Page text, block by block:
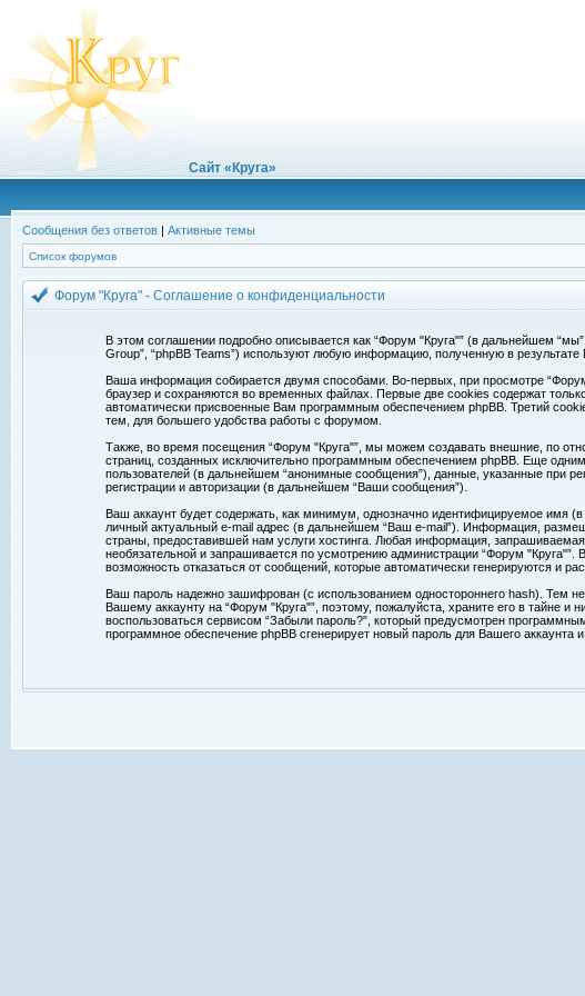
Сайт «Круга»
Сообщения без ответов | Активные темы
Список форумов
Форум "Круга" - Соглашение о конфиденциальности
В этом соглашении подробно описывается как “Форум "Круга"” (в дальнейшем
Group”, “phpBB Teams”) используют любую информацию, полученную в
Ваша информация собирается двумя способами. Во-первых, при просмотре
браузер и сохраняются во временных файлах. Первые две cookies содержат
автоматически присвоенные Вам программным обеспечением phpBB. Третий
тем, для большего удобства работы с форумом.
Также, во время посещения “Форум "Круга"”, мы можем создавать внешние, по
страниц, созданных исключительно программным обеспечением phpBB. Еще
пользователей (в дальнейшем “анонимные сообщения”), данные, указанные при
регистрации и авторизации (в дальнейшем “Ваши сообщения”).
Ваш аккаунт будет содержать, как минимум, однозначно идентифицируемое имя
личный актуальный e-mail адрес (в дальнейшем “Ваш e-mail”). Информация,
страны, предоставившей нам услуги хостинга. Любая информация,
необязательной и запрашивается по усмотрению администрации “Форум
возможность отказаться от сообщений, которые автоматически генерируются и
Ваш пароль надежно зашифрован (с использованием одностороннего hash). Тем
Вашему аккаунту на “Форум "Круга"”, поэтому, пожалуйста, храните его в тайне и
воспользоваться сервисом “Забыли пароль?”, который предусмотрен
программное обеспечение phpBB сгенерирует новый пароль для Вашего аккаунта